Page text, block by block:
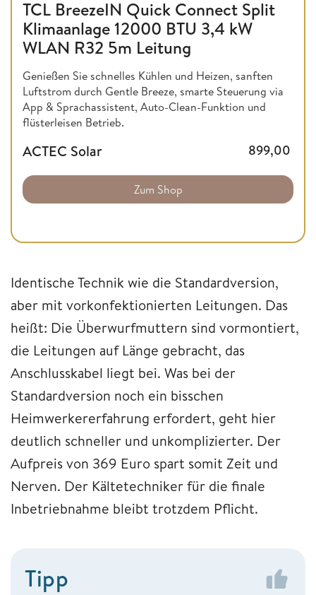
TCL BreezeIN Quick Connect Split
Klimaanlage 12000 BTU 3,4 kW
WLAN R32 5m Leitung
Genießen Sie schnelles Kühlen und Heizen, sanften
Luftstrom durch Gentle Breeze, smarte Steuerung via
App & Sprachassistent, Auto-Clean-Funktion und
flüsterleisen Betrieb.
ACTEC Solar 899,00
Zum Shop
Identische Technik wie die Standardversion,
aber mit vorkonfektionierten Leitungen. Das
heißt: Die Überwurfmuttern sind vormontiert,
die Leitungen auf Länge gebracht, das
Anschlusskabel liegt bei. Was bei der
Standardversion noch ein bisschen
Heimwerkererfahrung erfordert, geht hier
deutlich schneller und unkomplizierter. Der
Aufpreis von 369 Euro spart somit Zeit und
Nerven. Der Kältetechniker für die finale
Inbetriebnahme bleibt trotzdem Pflicht.
Tipp